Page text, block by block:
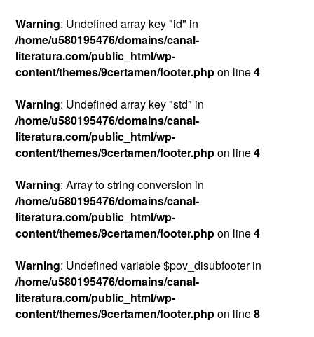
Warning: Undefined array key "id" in
/home/u580195476/domains/canal-
literatura.com/public_html/wp-
content/themes/9certamen/footer.phpon line4
Warning: Undefined array key "std" in
/home/u580195476/domains/canal-
literatura.com/public_html/wp-
content/themes/9certamen/footer.phpon line4
Warning: Array to string conversion in
/home/u580195476/domains/canal-
literatura.com/public_html/wp-
content/themes/9certamen/footer.phpon line4
Warning: Undefined variable $pov_disubfooter in
/home/u580195476/domains/canal-
literatura.com/public_html/wp-
content/themes/9certamen/footer.phpon line8